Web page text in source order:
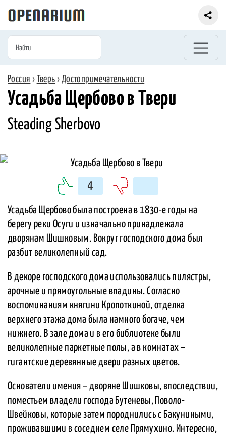
Россия › Тверь › Достопримечательности
Усадьба Щербово в Твери
Steading Sherbovo
4
Усадьба Щербово была построена в 1830-е годы на
берегу реки Осуги и изначально принадлежала
дворянам Шишковым. Вокруг господского дома был
разбит великолепный сад.
В декоре господского дома использовались пилястры,
арочные и прямоугольные впадины. Согласно
воспоминаниям княгини Кропоткиной, отделка
верхнего этажа дома была намного богаче, чем
нижнего. В зале дома и в его библиотеке были
великолепные паркетные полы, а в комнатах –
гигантские деревянные двери разных цветов.
Основатели имения – дворяне Шишковы, впоследствии,
поместьем владели господа Бутеневы, Поволо-
Швейковы, которые затем породнились с Бакуниными,
проживавшими в соседнем селе Прямухино. Интересно,